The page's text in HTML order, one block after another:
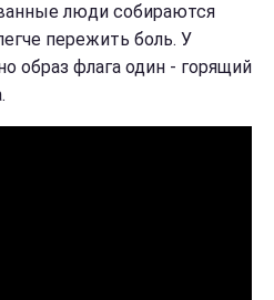
люди собираются
пережить боль. У
образ флага один - горящий